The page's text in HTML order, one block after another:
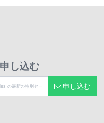
申し込む
申し込む